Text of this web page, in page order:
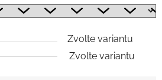
Zvolte variantu
Zvolte variantu